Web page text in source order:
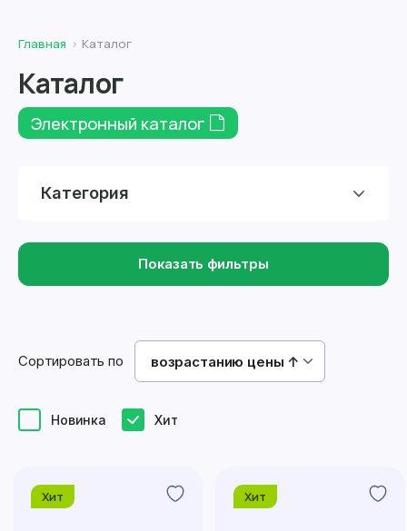
Главная Каталог
Каталог
Электронный каталог
Категория
Показать фильтры
Новинка Хит
Сортировать по возрастанию цены ↑
Хит Хит